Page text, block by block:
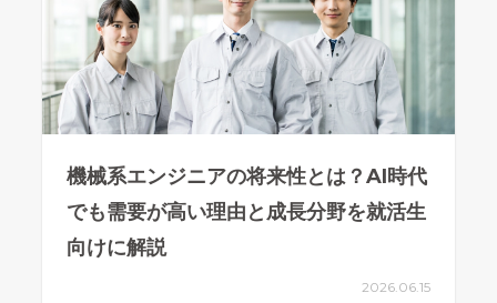
機械系エンジニアの将来性とは？AI時代
でも需要が高い理由と成長分野を就活生
向けに解説
2026.06.15